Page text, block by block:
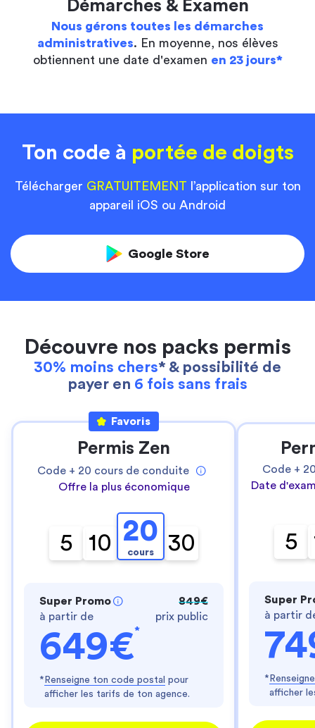
Démarches & Examen
Nous gérons toutes les démarches
administratives. En moyenne, nos élèves
obtiennent une date d'examen en 23 jours*
Ton code à portée de doigts
Télécharger GRATUITEMENT l’application sur ton
appareil iOS ou Android
Google Store
Découvre nos packs permis
30% moins chers* & possibilité de
payer en 6 fois sans frais
Favoris
Permis Zen
Code + 20 cours de conduite
Offre la plus économique
5 10 20
cours 30
Super Promo
à partir de
649€*
849€
prix public
* Renseigne ton code postal pour
afficher les tarifs de ton agence.
Code +
Date
5
Super
à partir
*
afficher